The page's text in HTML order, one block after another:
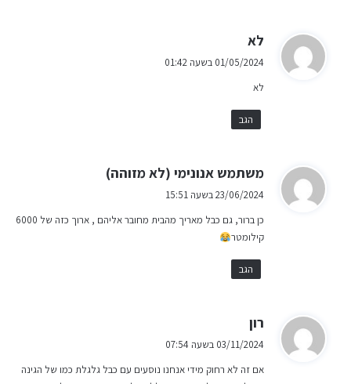
לא
:
01/05/2024 בשעה 01:42
לא
הגב
משתמש אנונימי (לא מזוהה)
ב
23/06/2024 בשעה 15:51
כן ברור, גם כבל מאריך מהבית מחובר אליהם , ארוך כזה של 6000
קילומטר
הגב
רון
ב
03/11/2024 בשעה 07:54
אם זה לא רחוק מידי אנחנו נוסעים עם כבל גלגלת כמו של הגינה